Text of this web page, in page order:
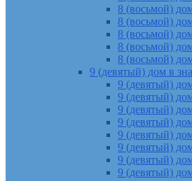
8 (восьмой)
8 (восьмой)
8 (восьмой)
8 (восьмой)
8 (восьмой)
9 (девятый) дом в
9 (девятый)
9 (девятый)
9 (девятый)
9 (девятый)
9 (девятый)
9 (девятый)
9 (девятый)
9 (девятый)